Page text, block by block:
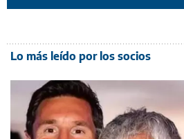
Lo más leído por los socios